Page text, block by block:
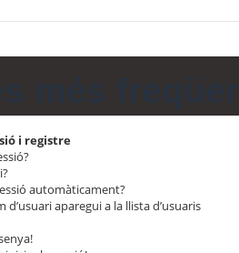
i registre
automàticament?
aparegui a la llista d’usuaris